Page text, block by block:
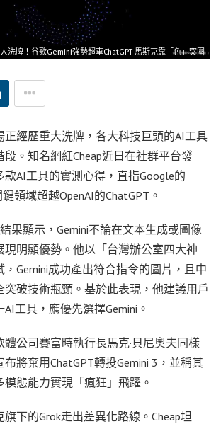
洗牌！谷歌Gemini強勢超車ChatGPT 馬斯克靠「色」突圍
正經歷重大洗牌，各大科技巨頭的AI工具
。知名網紅Cheap近日在社群平台發
AI工具的實測心得，直指Google的
領域超越OpenAI的ChatGPT。
果顯示，Gemini不論在文本生成或圖像
現明顯優勢。他以「台灣辦公室四大神
Gemini成功產出符合指令的圖片，且中
突破技術瓶頸。基於此表現，他建議用戶
工具，應優先選擇Gemini。
公司賽富時執行長馬克·貝尼奧夫同樣
將棄用ChatGPT轉投Gemini 3，並稱其
態能力實現「瘋狂」飛躍。
下的Grok走出差異化路線。Cheap坦